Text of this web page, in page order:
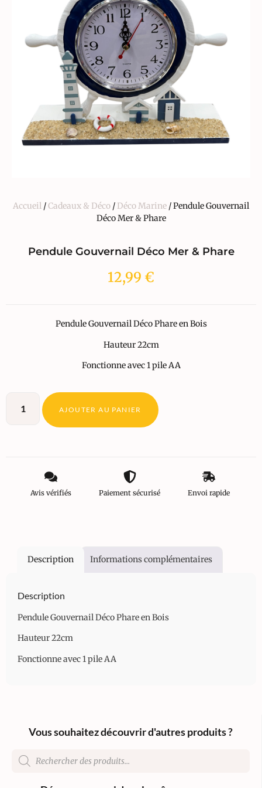
Accueil /Cadeaux & Déco / Déco Marine / Pendule Gouvernail
Déco Mer & Phare
Pendule Gouvernail Déco Mer & Phare
12,99 €
Pendule Gouvernail Déco Phare en Bois
Hauteur 22cm
Fonctionne avec 1 pile AA
AJOUTER AU PANIER
Avis vérifiés Paiement sécurisé Envoi rapide
Description Informations complémentaires
Description
Pendule Gouvernail Déco Phare en Bois
Hauteur 22cm
Fonctionne avec 1 pile AA
Vous souhaitez découvrir d'autres produits ?